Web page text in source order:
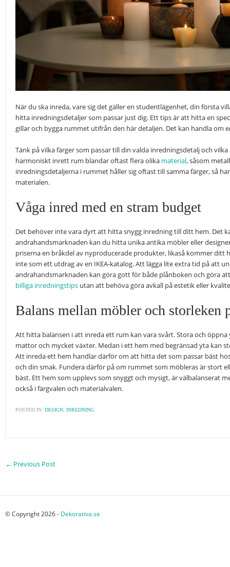
När du ska inreda, vare sig det gäller en studentlägenhet, din första
hitta inredningsdetaljer som passar just dig. Ett tips är att hitta en
gillar och bygga rummet utifrån den här detaljen. Det kan handla om
Tänk på vilka färger som passar till din valda inredningsdetalj och
harmoniskt inrett rum blandar oftast flera olika material, såsom
inredningsdetaljerna i rummet håller sig oftast till samma färger, så
materialen.
Våga inred med en stram budget
Det behöver inte vara dyrt att hitta snygg inredning till ditt hem. Det
andrahandsmarknaden kan du hitta unika antika möbler eller
priserna en bråkdel av nyproducerade produkter, likaså kommer ditt
inte som ett utdrag av en IKEA-katalog. Att lägga lite extra tid på att
andrahandsmarknaden kan göra gott för både plånboken och göra
billiga inredningstips utan att behöva göra avkall på estetik eller
Balans mellan möbler och storleken
Att hitta balansen i att inreda ett rum kan vara svårt. Stora och
mattor och mycket växter. Medan i ett hem med begränsad yta kan
Att inreda ett hem handlar därför om att hitta det som passar bäst
och din smak. Fundera därför på om rummet som möbleras är stort
bäst. Ett hem som upplevs som snyggt och mysigt, är välbalanserat
också i färgvalen och materialvalen.
POSTED IN: DESIGN INREDNING
← Previous Post
© Copyright 2026 - Dekorativa.se